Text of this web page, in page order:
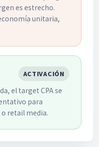
es estrecho.
unitaria,
ACTIVACIÓN
el target CPA se
para
retail media.